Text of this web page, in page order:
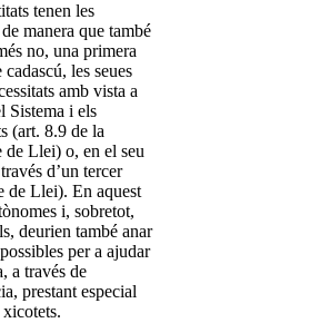
tenen les
manera que també
no, una primera
les seues
amb vista a
Sistema i els
(art. 8.9 de la
Llei) o, en el seu
d’un tercer
de Llei). En aquest
i, sobretot,
deurien també anar
per a ajudar
a través de
prestant especial